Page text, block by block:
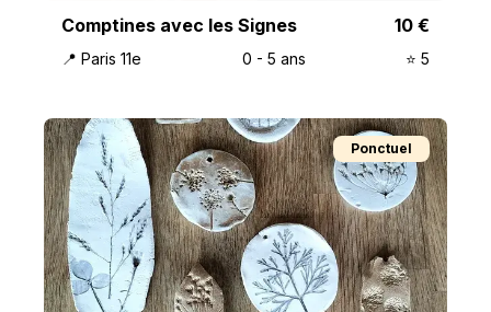
Comptines avec les Signes 10 €
📍 Paris 11e 0 - 5 ans ⭐️ 5
Ponctuel